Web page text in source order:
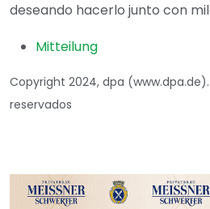
deseando hacerlo junto con
Mitteilung
Copyright 2024, dpa
reservados